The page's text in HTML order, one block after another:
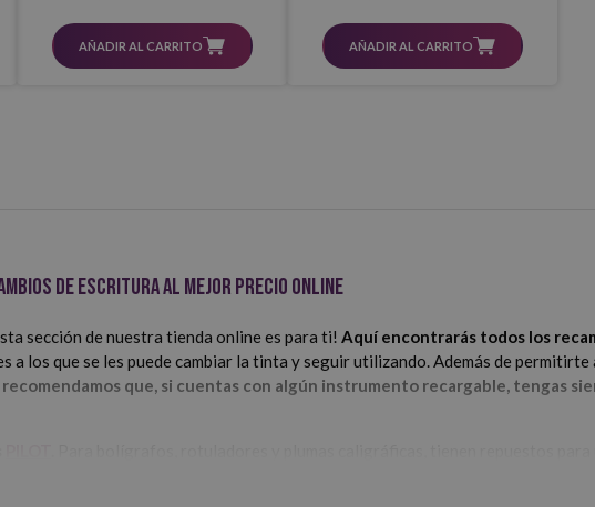
AÑADIR AL CARRITO AÑADIR AL CARRITO
de escritura al mejor precio online
sección de nuestra tienda online es para ti! Aquí encontrarás todos los
los que se les puede cambiar la tinta y seguir utilizando. Además de
que, si cuentas con algún instrumento recargable, tengas